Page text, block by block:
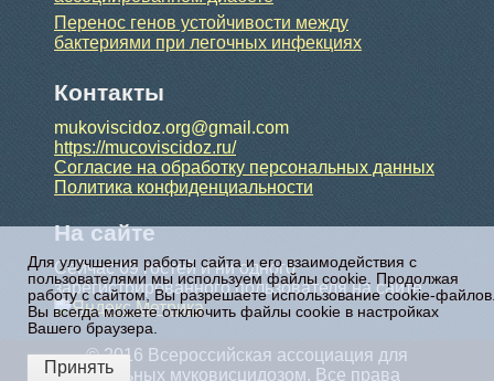
Перенос генов устойчивости между
бактериями при легочных инфекциях
Контакты
mukoviscidoz.org@gmail.com
https://mucoviscidoz.ru/
Согласие на обработку персональных данных
Политика конфиденциальности
На сайте
Сейчас 69 гостей и ни одного
зарегистрированного пользователя на сайте
© 2016 Всероссийская ассоциация для
больных муковисцидозом. Все права
Для улучшения работы сайта и его взаимодействия с
пользователями мы используем файлы cookie. Продолжая
работу с сайтом, Вы разрешаете использование cookie-
Вы всегда можете отключить файлы cookie в настройках
Вашего браузера.
Принять